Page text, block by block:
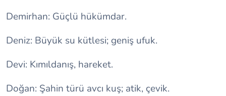
Demirhan: Güçlü hükümdar.
Deniz: Büyük su kütlesi; geniş ufuk.
Devi: Kımıldanış, hareket.
Doğan: Şahin türü avcı kuş; atik, çevik.